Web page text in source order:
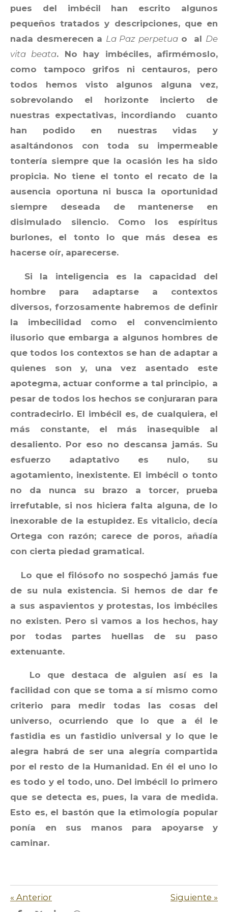
pues del imbécil han escrito algunos
pequeños tratados y descripciones, que en
nada desmerecen a La Paz perpetuao al De
vita beata. No hay imbéciles, afirmémoslo,
como tampoco grifos ni centauros, pero
todos hemos visto algunos alguna vez,
sobrevolando el horizonte incierto de
nuestras expectativas, incordiando cuanto
han podido en nuestras vidas y
asaltándonos con toda su impermeable
tontería siempre que la ocasión les ha sido
propicia. No tiene el tonto el recato de la
ausencia oportuna ni busca la oportunidad
siempre deseada de mantenerse en
disimulado silencio. Como los espíritus
burlones, el tonto lo que más desea es
hacerse oír, aparecerse.
Si la inteligencia es la capacidad del
hombre para adaptarse a contextos
diversos, forzosamente habremos de definir
la imbecilidad como el convencimiento
ilusorio que embarga a algunos hombres de
que todos los contextos se han de adaptar a
quienes son y, una vez asentado este
apotegma, actuar conforme a tal principio, a
pesar de todos los hechos se conjuraran para
contradecirlo. El imbécil es, de cualquiera, el
más constante, el más inasequible al
desaliento. Por eso no descansa jamás. Su
esfuerzo adaptativo es nulo, su
agotamiento, inexistente. El imbécil o tonto
no da nunca su brazo a torcer, prueba
irrefutable, si nos hiciera falta alguna, de lo
inexorable de la estupidez. Es vitalicio, decía
Ortega con razón; carece de poros, añadía
con cierta piedad gramatical.
Lo que el filósofo no sospechó jamás fue
de su nula existencia. Si hemos de dar fe
a sus aspavientos y protestas, los imbéciles
no existen. Pero si vamos a los hechos, hay
por todas partes huellas de su paso
extenuante.
Lo que destaca de alguien así es la
facilidad con que se toma a sí mismo como
criterio para medir todas las cosas del
universo, ocurriendo que lo que a él le
fastidia es un fastidio universal y lo que le
alegra habrá de ser una alegría compartida
por el resto de la Humanidad. En él el uno lo
es todo y el todo, uno. Del imbécil lo primero
que se detecta es, pues, la vara de medida.
Esto es, el bastón que la etimología popular
ponía en sus manos para apoyarse y
caminar.
« Anterior Siguiente »